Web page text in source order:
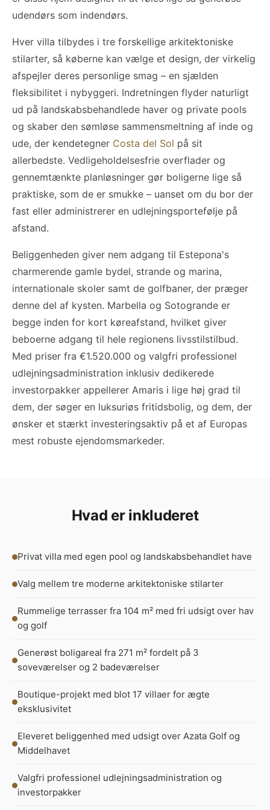
udendørs som indendørs.
Hver villa tilbydes i tre forskellige arkitektoniske
stilarter, så køberne kan vælge et design, der virkelig
afspejler deres personlige smag – en sjælden
fleksibilitet i nybyggeri. Indretningen flyder naturligt
ud på landskabsbehandlede haver og private pools
og skaber den sømløse sammensmeltning af inde og
ude, der kendetegner Costa del Sol på sit
allerbedste. Vedligeholdelsesfrie overflader og
gennemtænkte planløsninger gør boligerne lige så
praktiske, som de er smukke – uanset om du bor der
fast eller administrerer en udlejningsportefølje på
afstand.
Beliggenheden giver nem adgang til Estepona's
charmerende gamle bydel, strande og marina,
internationale skoler samt de golfbaner, der præger
denne del af kysten. Marbella og Sotogrande er
begge inden for kort køreafstand, hvilket giver
beboerne adgang til hele regionens livsstilstilbud.
Med priser fra €1.520.000 og valgfri professionel
udlejningsadministration inklusiv dedikerede
investorpakker appellerer Amaris i lige høj grad til
dem, der søger en luksuriøs fritidsbolig, og dem, der
ønsker et stærkt investeringsaktiv på et af Europas
mest robuste ejendomsmarkeder.
Hvad er inkluderet
Privat villa med egen pool og landskabsbehandlet have
Valg mellem tre moderne arkitektoniske stilarter
Rummelige terrasser fra 104 m² med fri udsigt over hav
og golf
Generøst boligareal fra 271 m² fordelt på 3
soveværelser og 2 badeværelser
Boutique-projekt med blot 17 villaer for ægte
eksklusivitet
Eleveret beliggenhed med udsigt over Azata Golf og
Middelhavet
Valgfri professionel udlejningsadministration og
investorpakker